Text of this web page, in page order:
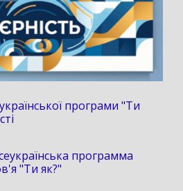
програми "Ти
программа
"Ти як?"